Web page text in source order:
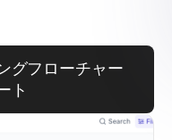
グフローチャー
ト